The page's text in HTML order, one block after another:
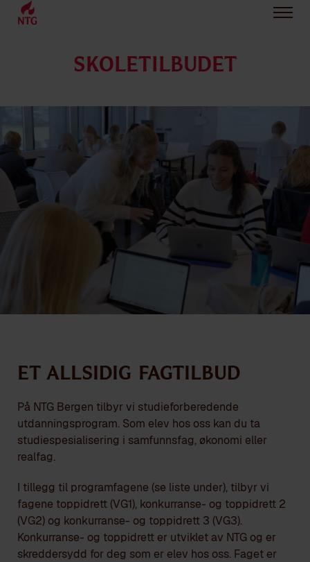
SKOLETILBUDET
Et allsidig fagtilbud
På NTG Bergen tilbyr vi studieforberedende
utdanningsprogram. Som elev hos oss kan du ta
studiespesialisering i samfunnsfag, økonomi eller
realfag.
I tillegg til programfagene (se liste under), tilbyr vi
fagene toppidrett (VG1), konkurranse- og toppidrett 2
(VG2) og konkurranse- og toppidrett 3 (VG3).
Konkurranse- og toppidrett er utviklet av NTG og er
skreddersydd for deg som er elev hos oss. Faget er